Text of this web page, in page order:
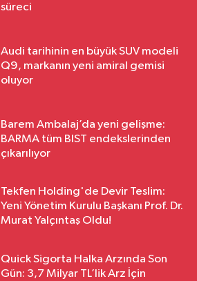
süreci
Audi tarihinin en büyük SUV modeli
Q9, markanın yeni amiral gemisi
oluyor
Barem Ambalaj’da yeni gelişme:
BARMA tüm BIST endekslerinden
çıkarılıyor
Tekfen Holding'de Devir Teslim:
Yeni Yönetim Kurulu Başkanı Prof. Dr.
Murat Yalçıntaş Oldu!
Quick Sigorta Halka Arzında Son
Gün: 3,7 Milyar TL’lik Arz İçin